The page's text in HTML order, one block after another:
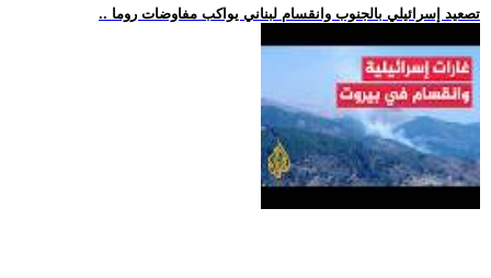
.. تصعيد إسرائيلي بالجنوب وانقسام لبناني يواكب مفاوضات روما